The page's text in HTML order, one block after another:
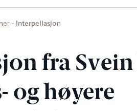
Interpellasjon
fra
og høyere